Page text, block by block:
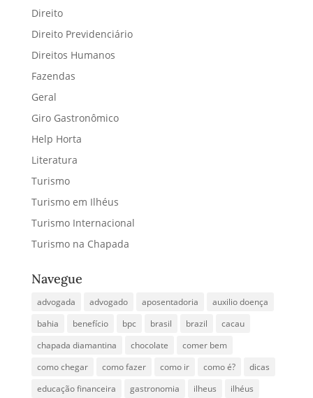
Direito
Direito Previdenciário
Direitos Humanos
Fazendas
Geral
Giro Gastronômico
Help Horta
Literatura
Turismo
Turismo em Ilhéus
Turismo Internacional
Turismo na Chapada
Navegue
advogada advogado aposentadoria
auxilio doença
bahia
benefício bpc brasil brazil
cacau
chapada diamantina
chocolate
comer bem
como chegar
como fazer como ir como é?
dicas
educação financeira
gastronomia ilheus ilhéus